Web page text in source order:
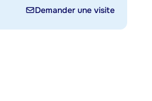
Demander une visite